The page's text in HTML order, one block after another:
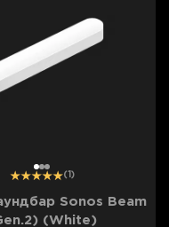
12 3 (1)
Sonos Beam
(White)